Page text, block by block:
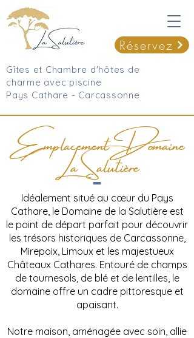
Gîtes et Chambre d'hôtes de
charme avec piscine
Pays Cathare - Carcassonne
Réservez
EmplacementDomaine
La Salutière
Idéalement situé au cœur du Pays
Cathare, le Domaine de la Salutière est
le point de départ parfait pour découvrir
les trésors historiques de Carcassonne,
Mirepoix, Limoux et les majestueux
Châteaux Cathares. Entouré de champs
de tournesols, de blé et de lentilles, le
domaine offre un cadre pittoresque et
apaisant.
Notre maison, aménagée avec soin, allie